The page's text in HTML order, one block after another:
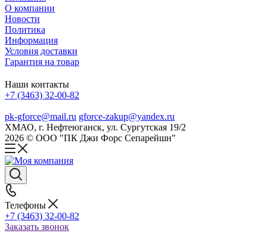
О компании
Новости
Политика
Информация
Условия доставки
Гарантия на товар
Наши контакты
+7 (3463) 32-00-82
pk-gforce@mail.ru gforce-zakup@yandex.ru
ХМАО, г. Нефтеюганск, ул. Сургутская 19/2
2026 © ООО "ПК Джи Форс Сепарейшн"
Телефоны
+7 (3463) 32-00-82
Заказать звонок